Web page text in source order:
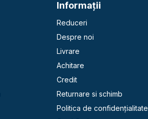
Informaţii
Reduceri
Despre noi
Livrare
Achitare
Credit
Returnare si schimb
Politica de confidențialitate